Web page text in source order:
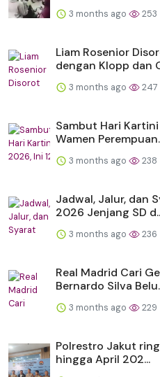
3 months ago 253
Liam Rosenior
dengan Klopp dan
3 months ago 247
Sambut Hari
Wamen
3 months ago 238
Jadwal, Jalur, dan
2026 Jenjang SD
3 months ago 236
Real Madrid Cari
Bernardo Silva
3 months ago 229
Polrestro Jakut
hingga April 202...